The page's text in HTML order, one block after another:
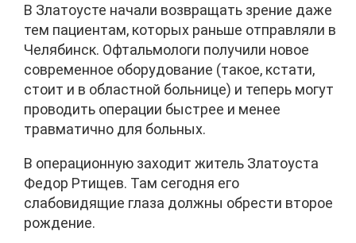
В Златоусте начали возвращать зрение даже
тем пациентам, которых раньше отправляли в
Челябинск. Офтальмологи получили новое
современное оборудование (такое, кстати,
стоит и в областной больнице) и теперь могут
проводить операции быстрее и менее
травматично для больных.
В операционную заходит житель Златоуста
Федор Ртищев. Там сегодня его
слабовидящие глаза должны обрести второе
рождение.